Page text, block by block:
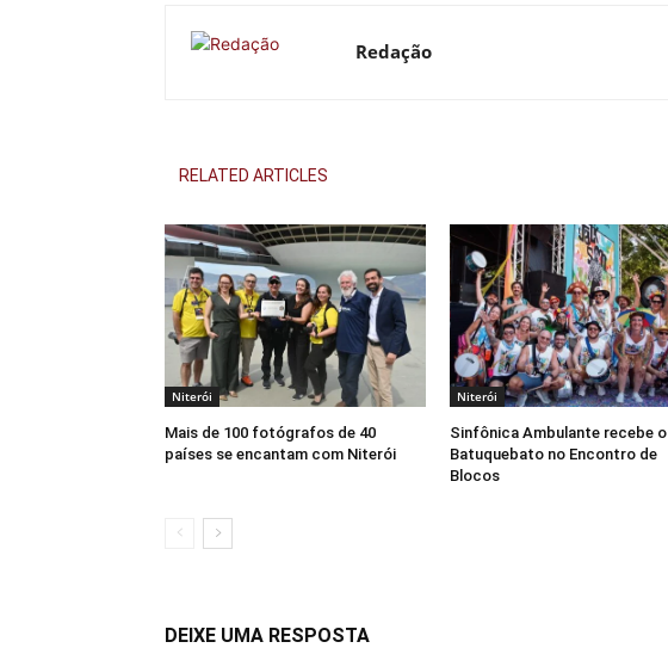
Redação
RELATED ARTICLES
Niterói
Mais de 100 fotógrafos de 40
países se encantam com Niterói
Niterói
Sinfônica Ambulante recebe o
Batuquebato no Encontro de
Blocos
DEIXE UMA RESPOSTA